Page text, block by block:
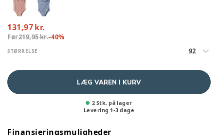
131,97 kr.
Før219,95 kr.-40%
STØRRELSE 92
LÆG VAREN I KURV
2 Stk. på lager
Levering 1-3 dage
Finansieringsmuligheder